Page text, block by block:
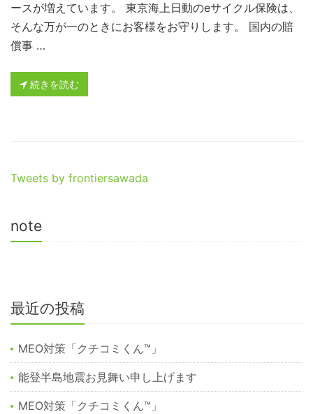
ースが増えています。 東京海上日動のeサイクル保険は、
そんな万が一のときにお客様をお守りします。 国内の賠
償事 …
続きを読む
Tweets by frontiersawada
note
最近の投稿
MEO対策「クチコミくん™︎」
能登半島地震お見舞い申し上げます
MEO対策「クチコミくん™️」